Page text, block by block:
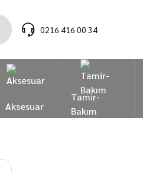
0216 416 00 34
Aksesuar
Tamir-
Bakım